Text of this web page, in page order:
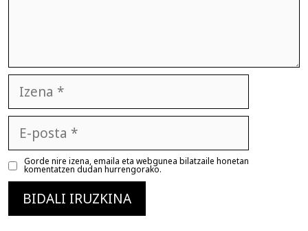
posta
Gorde nire izena, emaila eta webgunea bilatzaile honetan
komentatzen dudan hurrengorako.